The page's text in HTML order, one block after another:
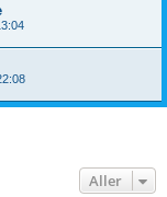
Aller